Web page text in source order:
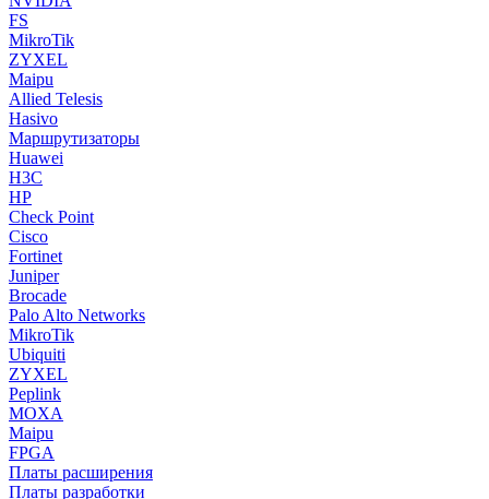
FS
MikroTik
ZYXEL
Maipu
Allied Telesis
Hasivo
Маршрутизаторы
Huawei
H3C
HP
Check Point
Cisco
Fortinet
Juniper
Brocade
Palo Alto Networks
MikroTik
Ubiquiti
ZYXEL
Peplink
MOXA
Maipu
FPGA
Платы расширения
Платы разработки